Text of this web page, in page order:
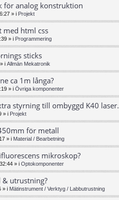
för analog konstruktion
» i Projekt
med html css
» i Programmering
sticks
» i Allmän Mekatronik
ca 1m långa?
» i Övriga komponenter
styrning till ombyggd K40 laser.
» i Projekt
för metall
» i Material / Bearbetning
mikroskop?
» i Optokomponenter
utrustning?
» i Mätinstrument / Verktyg / Labbutrustning